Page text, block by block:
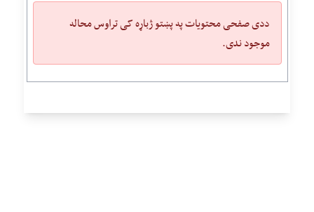
ددی صفحی محتویات په پښتو ژباړه کی تراوس محاله
موجود ندی.